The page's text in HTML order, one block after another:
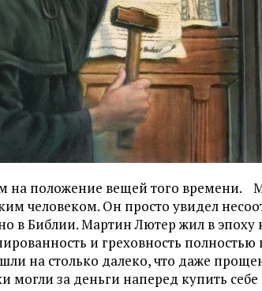
на положение вещей того времени.
человеком. Он просто увидел
в Библии. Мартин Лютер жил в эпоху
и греховность полностью
на столько далеко, что даже
за деньги наперед купить себе